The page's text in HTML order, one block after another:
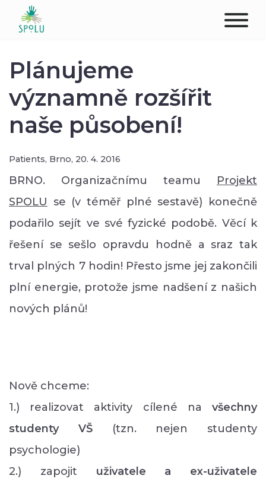
CONTACT
DONATE
CLIENTS
PROFESSIONALS
STUDENTS
Plánujeme
významně rozšířit
naše působení!
Patients, Brno, 20. 4. 2016
BRNO. Organizačnímu teamu Projekt
SPOLU se (v téměř plné sestavě) konečně
podařilo sejít ve své fyzické podobě. Věcí k
řešení se sešlo opravdu hodně a sraz tak
trval plných 7 hodin! Přesto jsme jej zakončili
plní energie, protože jsme nadšení z našich
nových plánů!
Nově chceme:
1.) realizovat aktivity cílené na všechny
studenty VŠ(tzn. nejen studenty
psychologie)
2.) zapojit uživatele a ex-uživatele